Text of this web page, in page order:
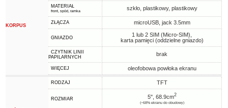
KORPUS
MATERIAŁ
front, spód, ramka szkło, plastikowy, plastikowy
ZŁĄCZA microUSB, jack 3.5mm
GNIAZDO
1 lub 2 SIM (Micro-SIM),
karta pamięci (oddzielne gniazdo)
CZYTNIK LINII
PAPILARNYCH
brak
WIĘCEJ oleofobowa powłoka ekranu
RODZAJ TFT
ROZMIAR 5", 68.9cm2
(~68% ekranu do obudowy)